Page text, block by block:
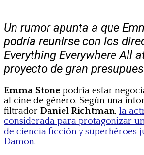
Un rumor apunta a que
podría reunirse con los
Everything Everywhere All
proyecto de gran
Emma Stone podría estar
al cine de género. Según una
filtrador Daniel Richtman, la
considerada para protagonizar
de ciencia ficción y superhéroes
Damon.